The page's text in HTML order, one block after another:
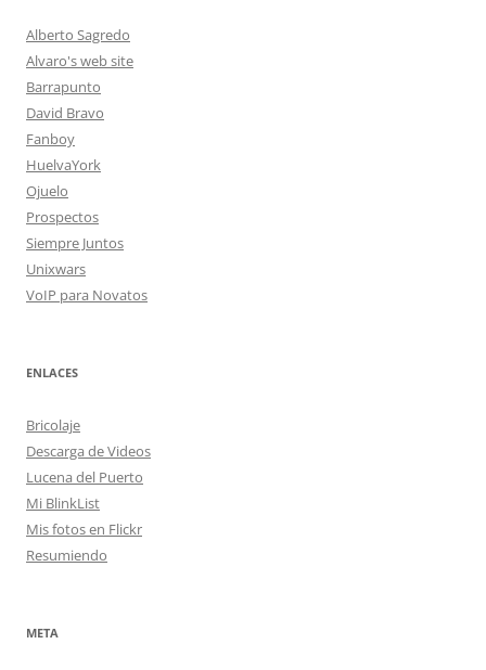
Alberto Sagredo
Alvaro's web site
Barrapunto
David Bravo
Fanboy
HuelvaYork
Ojuelo
Prospectos
Siempre Juntos
Unixwars
VoIP para Novatos
ENLACES
Bricolaje
Descarga de Videos
Lucena del Puerto
Mi BlinkList
Mis fotos en Flickr
Resumiendo
META